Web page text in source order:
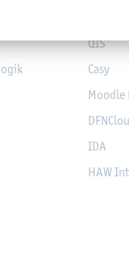
QIS
Casy
Mood­le
IDA
HAW